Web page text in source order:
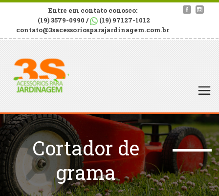
Entre em contato conosco:
(19) 3579-0990 /
(19) 97127-1012
contato@3sacessoriosparajardinagem.com.br
Cortador de
grama